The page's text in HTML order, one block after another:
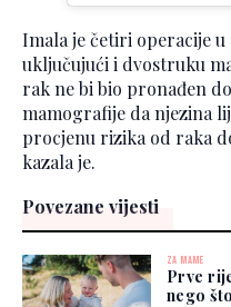
Imala je četiri operacije
uključujući i dvostruku
rak ne bi bio pronađen
mamografije da njezina
procjenu rizika od raka
kazala je.
Povezane vijesti
ZA MAME
Prve
nego